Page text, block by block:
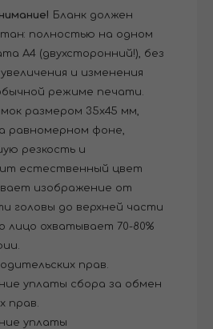
Бланк должен
полностью на одном
А4 (двухсторонний!), без
и изменения
режиме печати.
размером 35х45 мм,
равномерном фоне,
резкость и
естественный цвет
изображение от
головы до верхней части
лицо охватывает 70-80%
прав.
уплаты сбора за обмен
прав.
уплаты